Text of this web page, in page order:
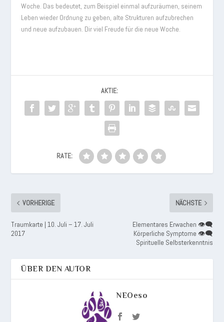
Woche. Das bedeutet, zum Beispiel einmal aufzuräumen, seinem
Leben wieder Ordnung zu geben, alte Strukturen aufzubrechen
und neue aufzubauen. Dir viel Freude für die neue Woche.
AKTIE:
RATE:
VORHERIGE
Traumkarte | 10. Juli – 17. Juli
2017
NÄCHSTE
Elementares Erwachen 👁️‍🗨️
Körperliche Symptome 👁️‍🗨️
Spirituelle Selbsterkenntnis
ÜBER DEN AUTOR
NEOeso